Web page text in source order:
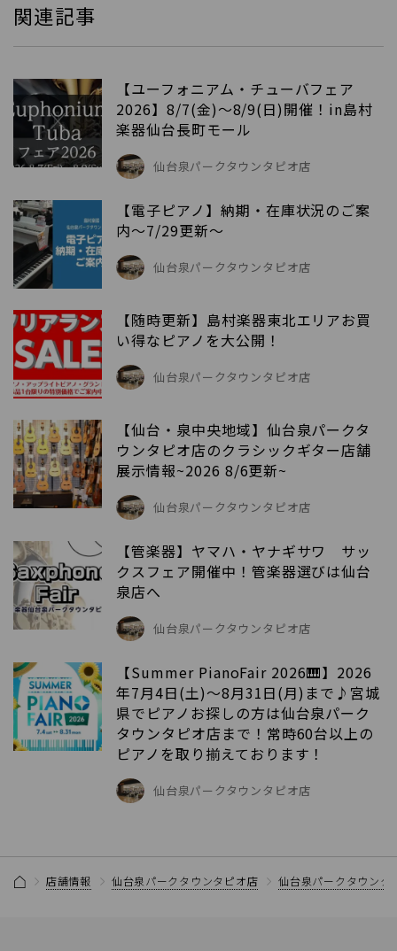
関連記事
【ユーフォニアム・チューバフェア
2026】8/7(金)～8/9(日)開催！in島村
楽器仙台長町モール
仙台泉パークタウンタピオ店
【電子ピアノ】納期・在庫状況のご案
内～7/29更新～
仙台泉パークタウンタピオ店
【随時更新】島村楽器東北エリアお買
い得なピアノを大公開！
仙台泉パークタウンタピオ店
【仙台・泉中央地域】仙台泉パークタ
ウンタピオ店のクラシックギター店舗
展示情報~2026 8/6更新~
仙台泉パークタウンタピオ店
【管楽器】ヤマハ・ヤナギサワ サッ
クスフェア開催中！管楽器選びは仙台
泉店へ
仙台泉パークタウンタピオ店
【Summer PianoFair 2026🎹】2026
年7月4日(土)～8月31日(月)まで♪宮城
県でピアノお探しの方は仙台泉パーク
タウンタピオ店まで！常時60台以上の
ピアノを取り揃えております！
仙台泉パークタウンタピオ店
店舗情報 仙台泉パークタウンタピオ店 仙台泉パークタウンタ